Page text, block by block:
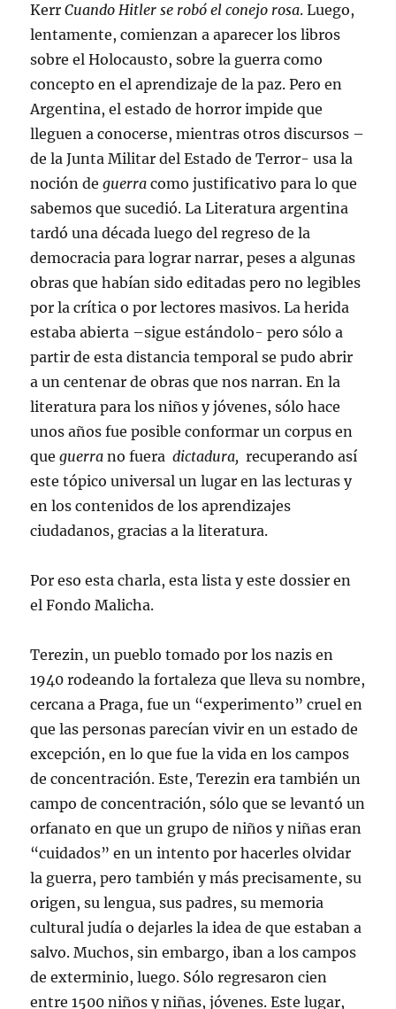
KerrCuando Hitler se robó el conejo rosa. Luego,
lentamente, comienzan a aparecer los libros
sobre el Holocausto, sobre la guerra como
concepto en el aprendizaje de la paz. Pero en
Argentina, el estado de horror impide que
lleguen a conocerse, mientras otros discursos –
de la Junta Militar del Estado de Terror- usa la
noción deguerra como justificativo para lo que
sabemos que sucedió. La Literatura argentina
tardó una década luego del regreso de la
democracia para lograr narrar, peses a algunas
obras que habían sido editadas pero no legibles
por la crítica o por lectores masivos. La herida
estaba abierta –sigue estándolo- pero sólo a
partir de esta distancia temporal se pudo abrir
a un centenar de obras que nos narran. En la
literatura para los niños y jóvenes, sólo hace
unos años fue posible conformar un corpus en
queguerra no fuera dictadura, recuperando así
este tópico universal un lugar en las lecturas y
en los contenidos de los aprendizajes
ciudadanos, gracias a la literatura.
Por eso esta charla, esta lista y este dossier en
el Fondo Malicha.
Terezin, un pueblo tomado por los nazis en
1940 rodeando la fortaleza que lleva su nombre,
cercana a Praga, fue un “experimento” cruel en
que las personas parecían vivir en un estado de
excepción, en lo que fue la vida en los campos
de concentración. Este, Terezin era también un
campo de concentración, sólo que se levantó un
orfanato en que un grupo de niños y niñas eran
“cuidados” en un intento por hacerles olvidar
la guerra, pero también y más precisamente, su
origen, su lengua, sus padres, su memoria
cultural judía o dejarles la idea de que estaban a
salvo. Muchos, sin embargo, iban a los campos
de exterminio, luego. Sólo regresaron cien
entre 1500 niños y niñas, jóvenes. Este lugar,